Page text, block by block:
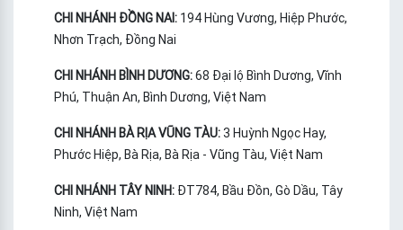
CHI NHÁNH ĐỒNG NAI: 194 Hùng Vương, Hiệp Phước,
Nhơn Trạch, Đồng Nai
CHI NHÁNH BÌNH DƯƠNG:68 Đại lộ Bình Dương, Vĩnh
Phú, Thuận An, Bình Dương, Việt Nam
CHI NHÁNH BÀ RỊA VŨNG TÀU:3 Huỳnh Ngọc Hay,
Phước Hiệp, Bà Rịa, Bà Rịa - Vũng Tàu, Việt Nam
CHI NHÁNH TÂY NINH: ĐT784, Bầu Đồn, Gò Dầu, Tây
Ninh, Việt Nam